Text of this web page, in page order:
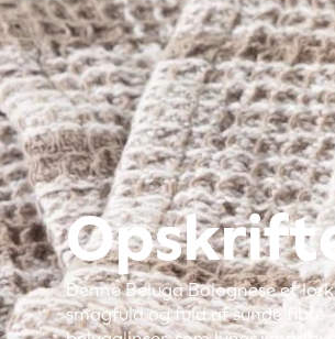
Denne Beluga Bolognese et
smagfuld og fuld af sunde fibre